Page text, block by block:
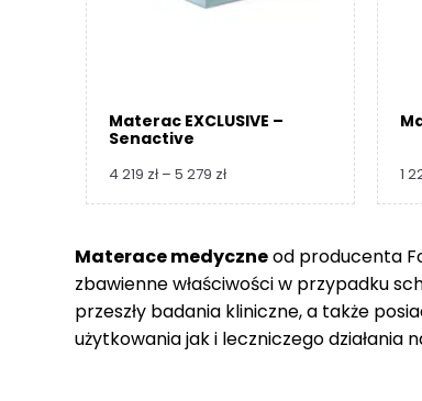
Materac EXCLUSIVE –
Senactive
4 219 zł – 5 279 złZakres
219 zł
do
5
279 zł
1
Materace medyczneod producenta
zbawienne właściwości w przypadku
przeszły badania kliniczne, a także
użytkowania jak i leczniczego działania